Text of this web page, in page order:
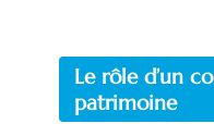
Le rôle d’un
patrimoine